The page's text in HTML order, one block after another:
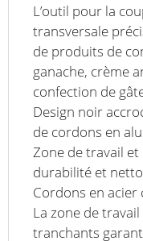
L’outil pour la
transversale
de produits de
ganache, crème
confection de
Design noir
de cordons en
Zone de travail
durabilité et
Cordons en
La zone de
tranchants